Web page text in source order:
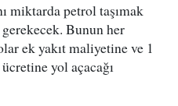
miktarda petrol taşımak
Bunun her
ek yakıt maliyetine ve 1
yol açacağı